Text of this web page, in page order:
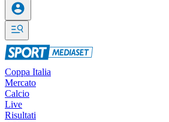
Coppa Italia
Mercato
Calcio
Live
Risultati